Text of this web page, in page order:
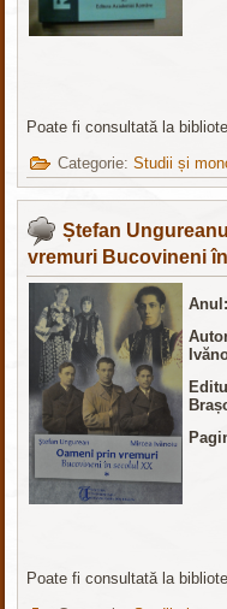
Poate fi consultată la
Categorie:Studii și
Ștefan
vremuri Bucovineni
Poate fi consultată la